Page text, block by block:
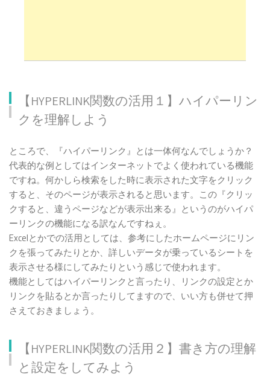
【HYPERLINK関数の活用１】ハイパーリンクを理
解しよう
【HYPERLINK関数の活用２】書き方の理解と設定
をしてみよう
『HYPERLINKの関数式と引数』を確認して
おこう！
【HYPERLINK】でリンク（link）の設定をや
ってみよう
Excel（エクセル）で『HYPERLINK（ハイパーリン
ク）』関数でのハイパーリンクを設定｜【まと
め】
【HYPERLINK関数の活用１】ハイパーリン
クを理解しよう
ところで、『ハイパーリンク』とは一体何なんでしょうか？
代表的な例としてはインターネットでよく使われている機能
ですね。何かしら検索をした時に表示された文字をクリック
すると、そのページが表示されると思います。この『クリッ
クすると、違うページなどが表示出来る』というのがハイパ
ーリンクの機能になる訳なんですねぇ。
Excelとかでの活用としては、参考にしたホームページにリン
クを張ってみたりとか、詳しいデータが乗っているシートを
表示させる様にしてみたりという感じで使われます。
機能としてはハイパーリンクと言ったり、リンクの設定とか
リンクを貼るとか言ったりしてますので、いい方も併せて押
さえておきましょう。
【HYPERLINK関数の活用２】書き方の理解
と設定をしてみよう